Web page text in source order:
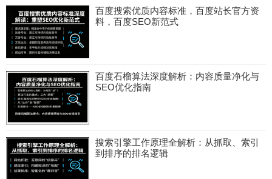
百度搜索优质内容标准，百度站长官方资
料，百度SEO新范式
百度石榴算法深度解析：内容质量净化与
SEO优化指南
搜索引擎工作原理全解析：从抓取、索引
到排序的排名逻辑